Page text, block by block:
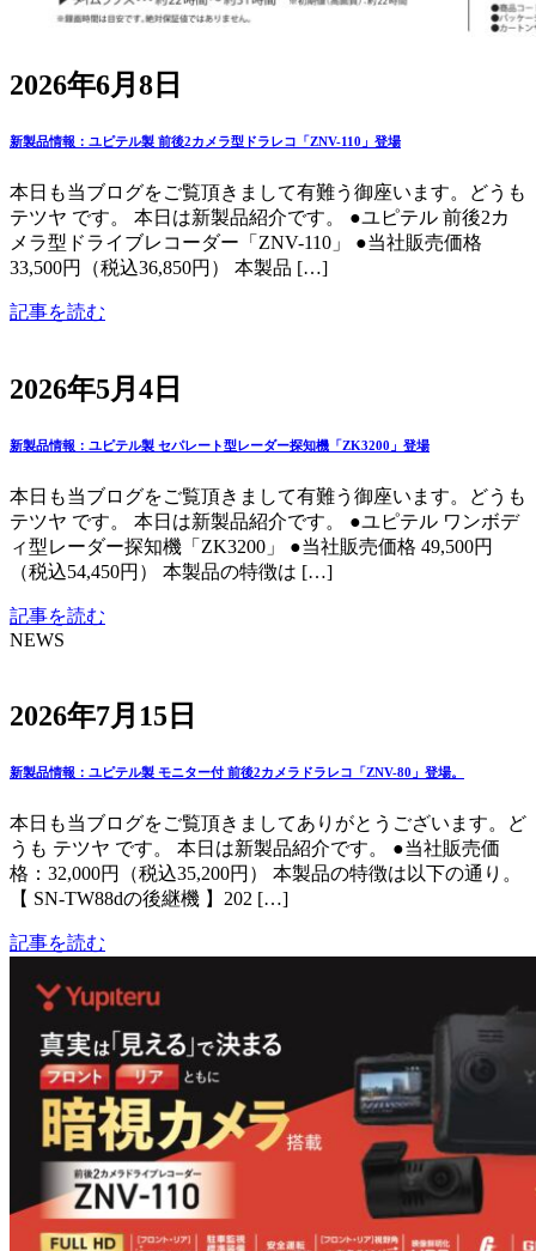
2026年6月8日
新製品情報：ユピテル製 前後2カメラ型ドラレコ「ZNV-110」登場
本日も当ブログをご覧頂きまして有難う御座います。どうも
テツヤ です。 本日は新製品紹介です。 ●ユピテル 前後2カ
メラ型ドライブレコーダー「ZNV-110」 ●当社販売価格
33,500円（税込36,850円） 本製品 […]
記事を読む
2026年5月4日
新製品情報：ユピテル製 セパレート型レーダー探知機「ZK3200」登場
本日も当ブログをご覧頂きまして有難う御座います。どうも
テツヤ です。 本日は新製品紹介です。 ●ユピテル ワンボデ
ィ型レーダー探知機「ZK3200」 ●当社販売価格 49,500円
（税込54,450円） 本製品の特徴は […]
記事を読む
NEWS
2026年7月15日
新製品情報：ユピテル製 モニター付 前後2カメラドラレコ「ZNV-80」登場。
本日も当ブログをご覧頂きましてありがとうございます。ど
うも テツヤ です。 本日は新製品紹介です。 ●当社販売価
格：32,000円（税込35,200円） 本製品の特徴は以下の通り。
【 SN-TW88dの後継機 】202 […]
記事を読む